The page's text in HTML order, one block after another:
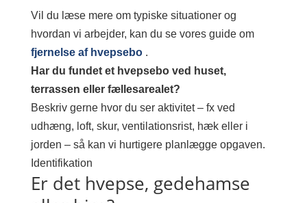
Vil du læse mere om typiske situationer og
hvordan vi arbejder, kan du se vores guide om
fjernelse af hvepsebo .
Har du fundet et hvepsebo ved huset,
terrassen eller fællesarealet?
Beskriv gerne hvor du ser aktivitet – fx ved
udhæng, loft, skur, ventilationsrist, hæk eller i
jorden – så kan vi hurtigere planlægge opgaven.
Identifikation
Er det hvepse, gedehamse